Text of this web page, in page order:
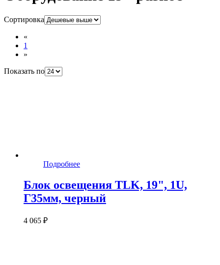
Сортировка
«
1
»
Показать по
Подробнее
Блок освещения TLK, 19", 1U,
Г35мм, черный
4 065 ₽